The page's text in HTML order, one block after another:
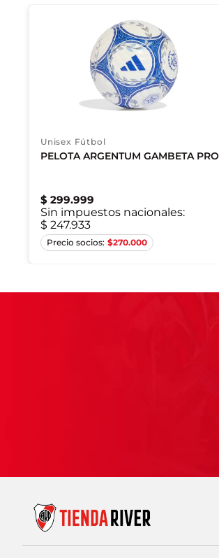
Unisex Fútbol
PELOTA ARGENTUM GAMBETA PRO
$ 299.999
Sin impuestos nacionales:
$ 247.933
$270.000